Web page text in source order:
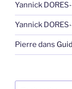
Yannick
Yannick
Pierre dans